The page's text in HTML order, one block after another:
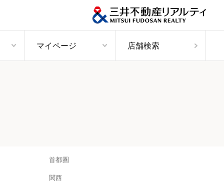
マイページ 店舗検索
首都圏
関西